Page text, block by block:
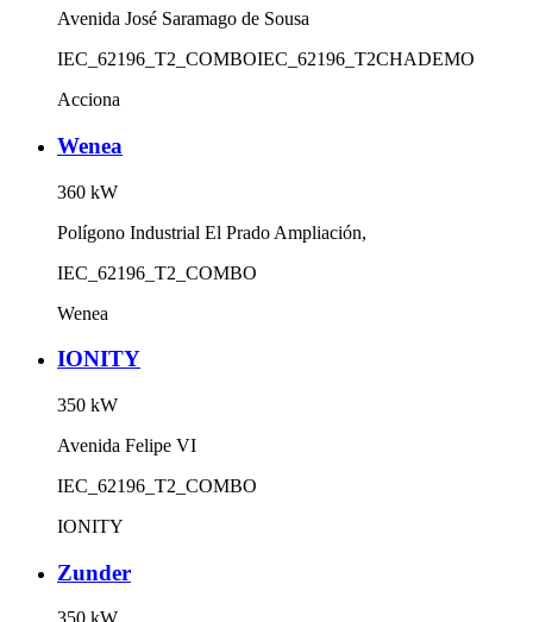
Avenida José Saramago de Sousa
IEC_62196_T2_COMBOIEC_62196_T2CHADEMO
Acciona
Wenea
360 kW
Polígono Industrial El Prado Ampliación,
IEC_62196_T2_COMBO
Wenea
IONITY
350 kW
Avenida Felipe VI
IEC_62196_T2_COMBO
IONITY
Zunder